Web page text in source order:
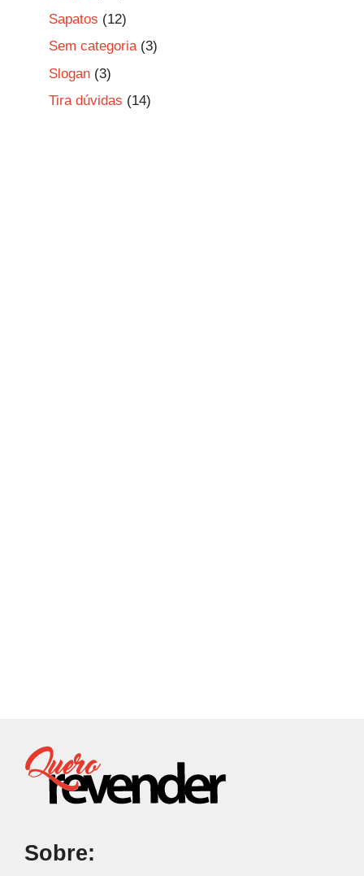
Sapatos (12)
Sem categoria(3)
Slogan (3)
Tira dúvidas (14)
Sobre: